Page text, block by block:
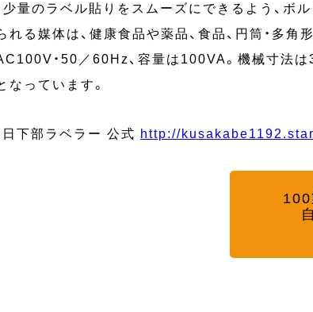
少量のラベル貼りをスムーズにできるよう、
れる媒体は、健康食品や薬品、食品、円筒・多角
・50／60Hz、容量は100VA。機械寸法は
なっています。
日下部ラベラー 公式 http://
100